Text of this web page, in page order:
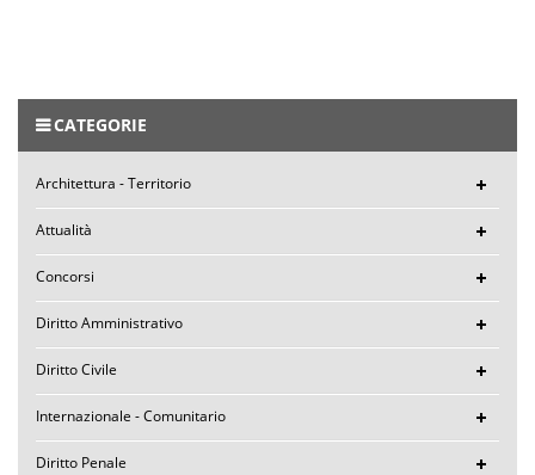
CATEGORIE
Architettura - Territorio
Attualità
Concorsi
Diritto Amministrativo
Diritto Civile
Internazionale - Comunitario
Diritto Penale